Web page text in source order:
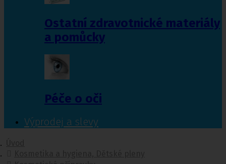
Ostatní zdravotnické materiály
a pomůcky
Péče o oči
Výprodej a slevy